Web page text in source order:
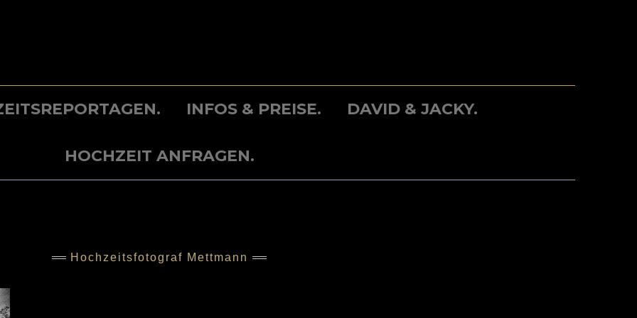
INFOS & PREISE. DAVID & JACKY.
HOCHZEIT ANFRAGEN.
Hochzeitsfotograf Mettmann